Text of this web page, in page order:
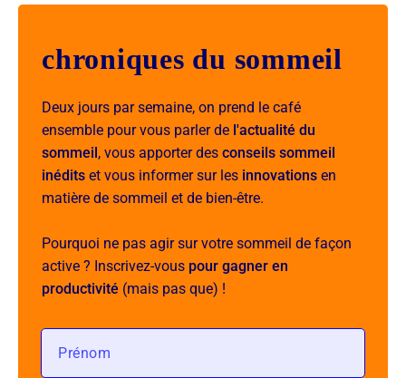
chroniques du sommeil
Deux jours par semaine, on prend le café
ensemble pour vous parler de l'actualité du
sommeil, vous apporter des conseils sommeil
inédits et vous informer sur les innovations en
matière de sommeil et de bien-être.
Pourquoi ne pas agir sur votre sommeil de façon
active ? Inscrivez-vous pour gagner en
productivité (mais pas que) !